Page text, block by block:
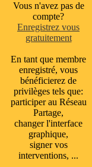
Vous n'avez pas de
compte?
Enregistrez vous
gratuitement
En tant que membre
enregistré, vous
bénéficierez de
privilèges tels que:
participer au Réseau
Partage,
changer l'interface
graphique,
signer vos
interventions, ...